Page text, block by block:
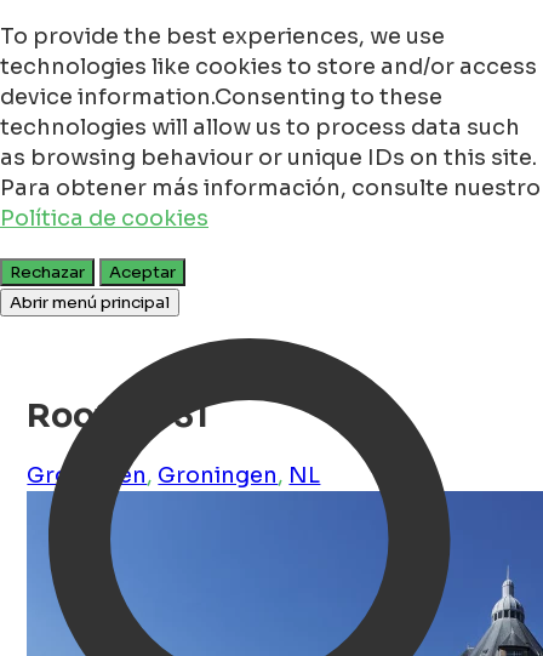
To provide the best experiences, we use
technologies like cookies to store and/or access
device information.Consenting to these
technologies will allow us to process data such
as browsing behaviour or unique IDs on this site.
Para obtener más información, consulte nuestro
Política de cookies
Rechazar
Aceptar
Abrir menú principal
Rooftop 31
Groningen, Groningen, NL